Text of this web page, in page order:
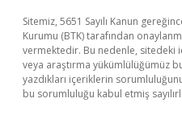
Sitemiz, 5651 Sayılı Kanun
Kurumu (BTK) tarafından
vermektedir. Bu nedenle,
veya araştırma yükümlülüğümüz
yazdıkları içeriklerin
bu sorumluluğu kabul etmiş